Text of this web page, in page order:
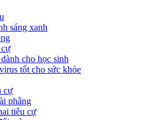
sáng xanh
cho học sinh
tốt cho sức khỏe
cự
phẳng
tiêu cự